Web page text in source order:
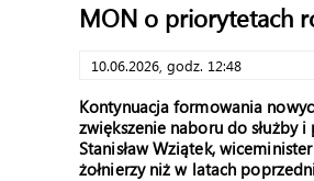
MON o priorytetach
10.06.2026, godz. 12:48
Kontynuacja formowania
zwiększenie naboru do służby
Stanisław Wziątek,
żołnierzy niż w latach